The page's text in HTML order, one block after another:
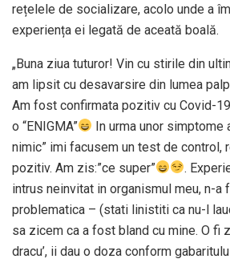
rețelele de socializare, acolo unde a
experiența ei legată de aceată boală.
„Buna ziua tuturor! Vin cu stirile din
am lipsit cu desavarsire din lumea
Am fost confirmata pozitiv cu Covid-19
o “ENIGMA”
In urma unor simptome
nimic” imi facusem un test de control,
pozitiv. Am zis:”ce super”
.
intrus neinvitat in organismul meu, n-a
problematica – (stati linistiti ca nu-l
sa zicem ca a fost bland cu mine. O fi
dracu’, ii dau o doza conform